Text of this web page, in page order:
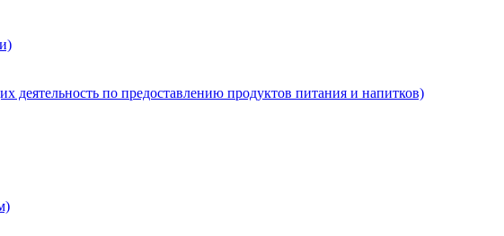
по предоставлению продуктов питания и напитков)